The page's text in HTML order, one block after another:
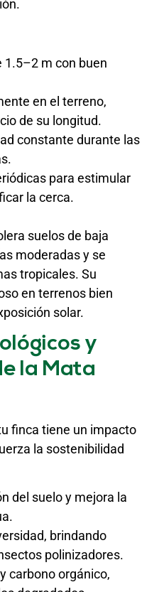
1.5–2 m con buen
en el terreno,
de su longitud.
constante durante las
para estimular
la cerca.
suelos de baja
moderadas y se
tropicales. Su
en terrenos bien
solar.
y
la Mata
finca tiene un impacto
la sostenibilidad
del suelo y mejora la
brindando
polinizadores.
carbono orgánico,